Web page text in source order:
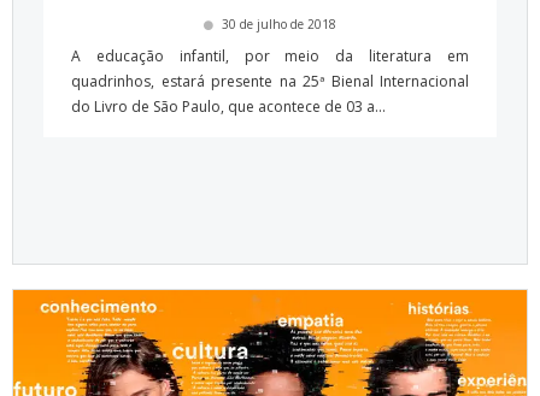
30 de julho de 2018
A educação infantil, por meio da literatura em
quadrinhos, estará presente na 25ª Bienal Internacional
do Livro de São Paulo, que acontece de 03 a...